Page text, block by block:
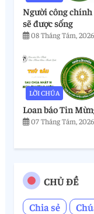
Người công chính
sẽ được sống
08 Tháng Tám, 2026
LỜI CHÚA
Loan báo Tin
07 Tháng Tám, 2026
CHỦ ĐỀ
Chia sẻ